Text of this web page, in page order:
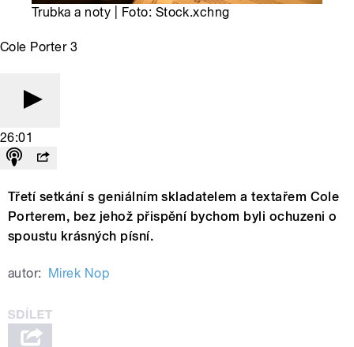
Trubka a noty | Foto: Stock.xchng
Cole Porter 3
26:01
Třetí setkání s geniálním skladatelem a textařem Cole
Porterem, bez jehož přispění bychom byli ochuzeni o
spoustu krásných písní.
autor: Mirek Nop